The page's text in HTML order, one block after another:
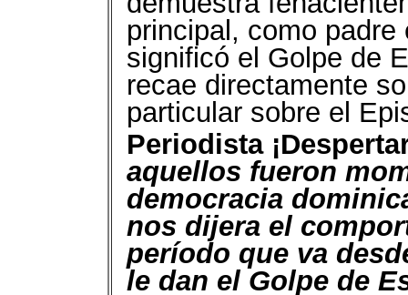
principal, como
significó el Golpe de
recae directamente
particular sobre el
Periodista
aquellos fueron
democracia
nos dijera el
período que va
le dan el Golpe de